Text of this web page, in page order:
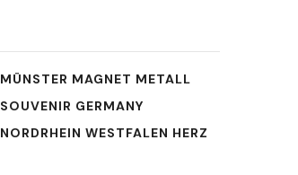
MÜNSTER MAGNET METALL
SOUVENIR GERMANY
NORDRHEIN WESTFALEN HERZ